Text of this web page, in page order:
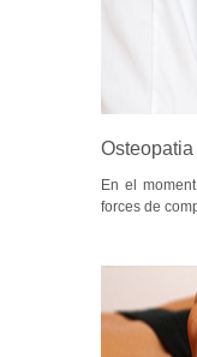
En el
forces de